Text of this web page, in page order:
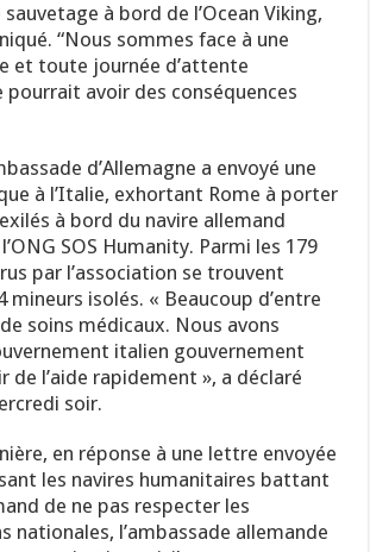
à bord de l’Ocean Viking,
“Nous sommes face à une
et toute journée d’attente
avoir des conséquences
d’Allemagne a envoyé une
à l’Italie, exhortant Rome à porter
à bord du navire allemand
SOS Humanity. Parmi les 179
par l’association se trouvent
isolés. « Beaucoup d’entre
soins médicaux. Nous avons
italien gouvernement
de l’aide rapidement », a déclaré
soir.
en réponse à une lettre envoyée
les navires humanitaires battant
de ne pas respecter les
nationales, l’ambassade allemande